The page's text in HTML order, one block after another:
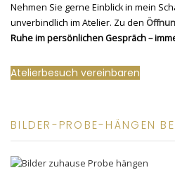
Nehmen Sie gerne Einblick in mein
unverbindlich im Atelier. Zu den
Ruhe im persönlichen Gespräch –
Atelierbesuch vereinbaren
BILDER-PROBE-HÄNGEN